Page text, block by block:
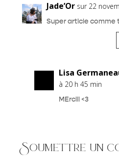
Jade’Or sur 22
Super article comme
Lisa
à 20 h 45 min
MErciii <3
Soumettre un